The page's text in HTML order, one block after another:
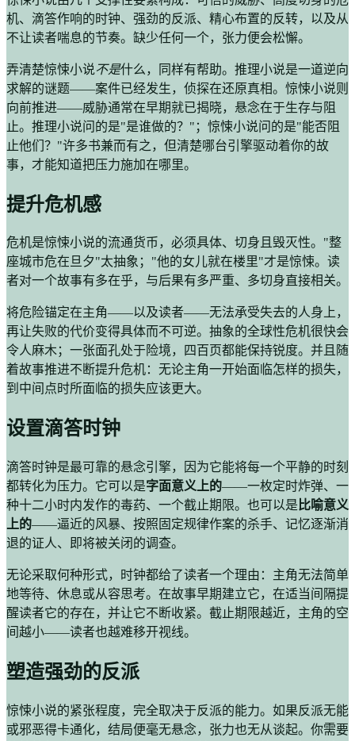
机、滴答作响的时钟、强劲的反派、精心布置的反转，以及从
不让读者喘息的节奏。缺少任何一个，张力便会松懈。
弄清楚惊悚小说不是什么，同样有帮助。推理小说是一道逆向
求解的谜题——案件已经发生，侦探在还原真相。惊悚小说则
向前推进——威胁通常在早期就已揭晓，悬念在于生存与阻
止。推理小说问的是"是谁做的？"；惊悚小说问的是"能否阻
止他们？"许多书兼而有之，但清楚哪台引擎驱动着你的故
事，才能知道把压力施加在哪里。
提升危机感
危机是惊悚小说的流通货币，必须具体、切身且毁灭性。"整
座城市危在旦夕"太抽象；"他的女儿就在楼里"才是惊悚。读
者对一个故事有多在乎，与后果有多严重、多切身直接相关。
将危险锚定在主角——以及读者——无法承受失去的人身上，
再让失败的代价变得具体而不可逆。抽象的全球性危机很快会
令人麻木；一张面孔处于险境，四百页都能保持锐度。并且随
着故事推进不断提升危机：无论主角一开始面临怎样的损失，
到中间点时所面临的损失应该更大。
设置滴答时钟
滴答时钟是最可靠的悬念引擎，因为它能将每一个平静的时刻
都转化为压力。它可以是字面意义上的——一枚定时炸弹、一
种十二小时内发作的毒药、一个截止期限。也可以是 比喻意义
上的——逼近的风暴、按照固定规律作案的杀手、记忆逐渐消
退的证人、即将被关闭的调查。
无论采取何种形式，时钟都给了读者一个理由：主角无法简单
地等待、休息或从容思考。在故事早期建立它，在适当间隔提
醒读者它的存在，并让它不断收紧。截止期限越近，主角的空
间越小——读者也越难移开视线。
塑造强劲的反派
惊悚小说的紧张程度，完全取决于反派的能力。如果反派无能
或邪恶得卡通化，结局便毫无悬念，张力也无从谈起。你需要